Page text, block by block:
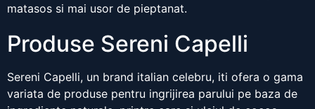
matasos si mai usor de pieptanat.
Produse Sereni Capelli
Sereni Capelli, un brand italian celebru, iti ofera o gama
variata de produse pentru ingrijirea parului pe baza de